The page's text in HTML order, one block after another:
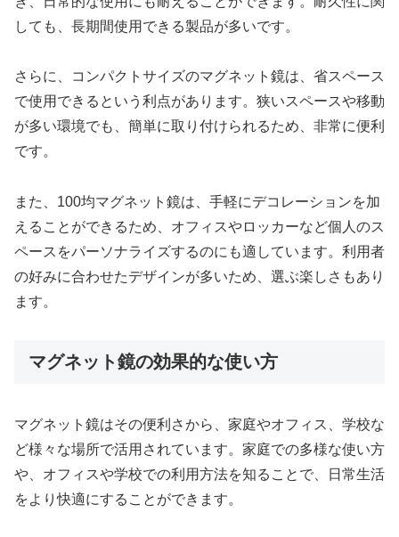
しても、長期間使用できる製品が多いです。
さらに、コンパクトサイズのマグネット鏡は、省スペース
で使用できるという利点があります。狭いスペースや移動
が多い環境でも、簡単に取り付けられるため、非常に便利
です。
また、100均マグネット鏡は、手軽にデコレーションを加
えることができるため、オフィスやロッカーなど個人のス
ペースをパーソナライズするのにも適しています。利用者
の好みに合わせたデザインが多いため、選ぶ楽しさもあり
ます。
マグネット鏡の効果的な使い方
マグネット鏡はその便利さから、家庭やオフィス、学校な
ど様々な場所で活用されています。家庭での多様な使い方
や、オフィスや学校での利用方法を知ることで、日常生活
をより快適にすることができます。